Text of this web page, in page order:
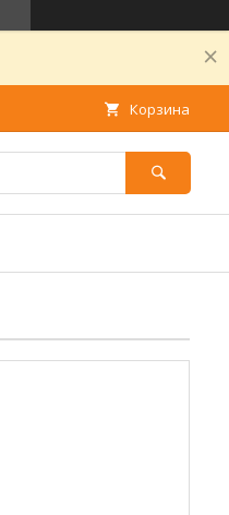
Корзина